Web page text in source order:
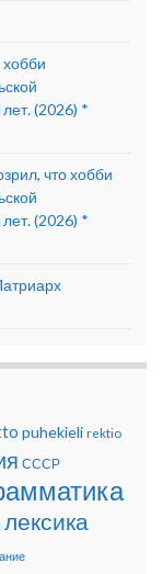
хобби
(2026) *
что хобби
(2026) *
puhekieli rektio
СССР
лексика